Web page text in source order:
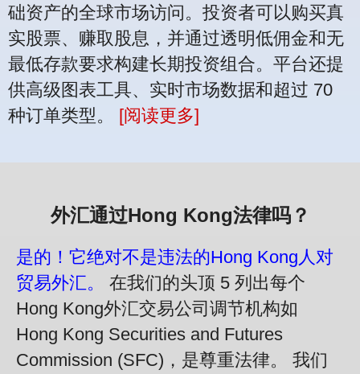
础资产的全球市场访问。投资者可以购买真
实股票、赚取股息，并通过透明低佣金和无
最低存款要求构建长期投资组合。平台还提
供高级图表工具、实时市场数据和超过 70
种订单类型。 [阅读更多]
外汇通过Hong Kong法律吗？
是的！它绝对不是违法的Hong Kong人对
贸易外汇。
在我们的头顶 5 列出每个
Hong Kong外汇交易公司调节机构如
Hong Kong Securities and Futures
Commission (SFC)，是尊重法律。 我们